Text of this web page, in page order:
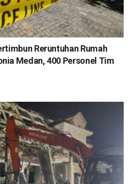
Reruntuhan Rumah
Medan, 400 Personel Tim